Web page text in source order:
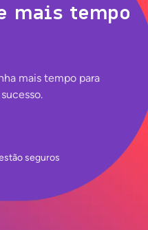
mais tempo
mais tempo para
seguros